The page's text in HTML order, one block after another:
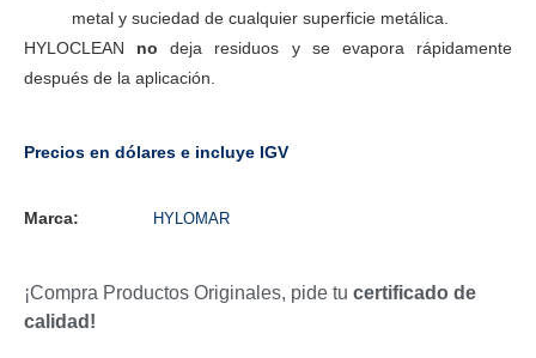
metal y suciedad de cualquier superficie metálica.
HYLOCLEAN no deja residuos y se evapora rápidamente
después de la aplicación.
Precios en dólares e incluye IGV
Marca: HYLOMAR
¡Compra Productos Originales, pide tu certificado de
calidad!